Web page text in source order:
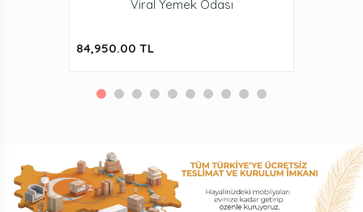
Viral Yemek Odası
84,950.00 TL